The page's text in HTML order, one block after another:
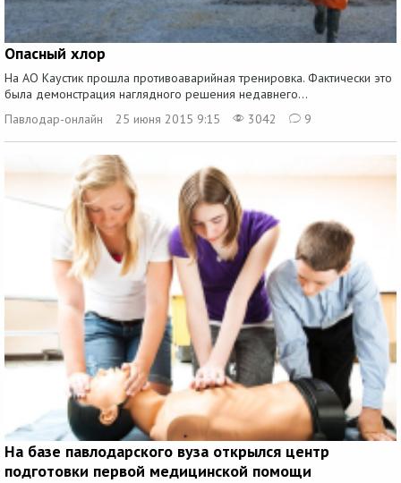
Опасный хлор
На АО Каустик прошла противоаварийная тренировка. Фактически это
была демонстрация наглядного решения недавнего...
Павлодар-онлайн
25 июня 2015 9:15 3042 9
На базе павлодарского вуза открылся центр
подготовки первой медицинской помощи